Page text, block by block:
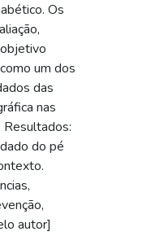
Os
um dos
das
nas
Resultados:
do pé
autor]